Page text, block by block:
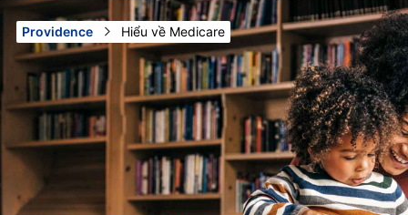
Providence Current:
Hiểu về Medicare